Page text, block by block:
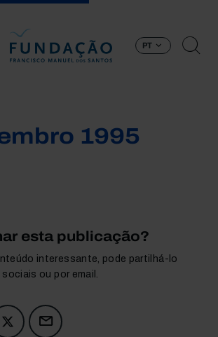
PT
1995
esta publicação?
interessante, pode partilhá-lo
ou por email.